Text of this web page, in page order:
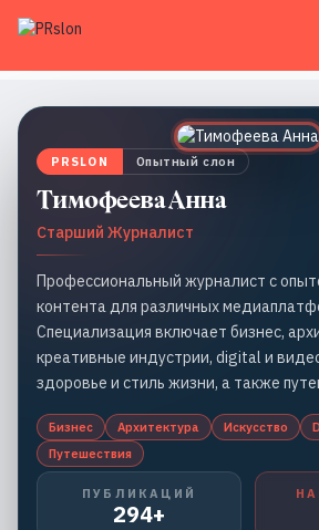
PRSLON Опытный слон
Тимофеева Анна
Старший Журналист
Профессиональный журналист с
контента для различных
Специализация включает бизнес,
креативные индустрии, digital и
здоровье и стиль жизни, а также
Бизнес Архитектура Искусство
Путешествия
ПУБЛИКАЦИЙ
294+